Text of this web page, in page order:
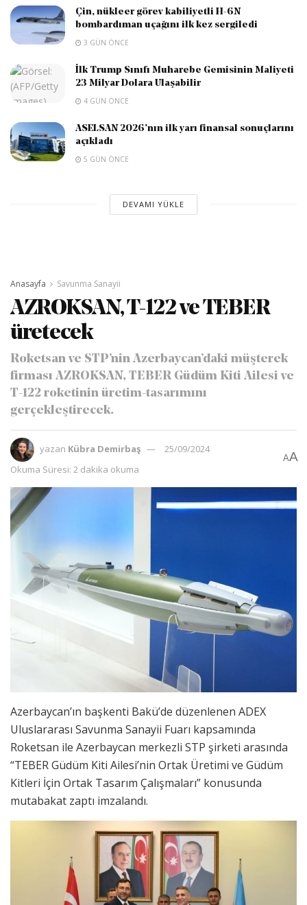
Çin, nükleer görev kabiliyetli H-6N
bombardıman uçağını ilk kez sergiledi
3 GÜN ÖNCE
İlk Trump Sınıfı Muharebe Gemisinin Maliyeti
23 Milyar Dolara Ulaşabilir
4 GÜN ÖNCE
ASELSAN 2026’nın ilk yarı finansal sonuçlarını
açıkladı
5 GÜN ÖNCE
DEVAMI YÜKLE
Anasayfa Savunma Sanayii
AZROKSAN, T-122 ve TEBER
üretecek
Roketsan ve STP’nin Azerbaycan’daki müşterek
firması AZROKSAN, TEBER Güdüm Kiti Ailesi ve
T-122 roketinin üretim-tasarımını
gerçekleştirecek.
yazan Kübra Demirbaş
25/09/2024
Okuma Süresi: 2 dakika okuma
AA
Azerbaycan’ın başkenti Bakü’de düzenlenen ADEX
Uluslararası Savunma Sanayii Fuarı kapsamında
Roketsan ile Azerbaycan merkezli STP şirketi arasında
“TEBER Güdüm Kiti Ailesi’nin Ortak Üretimi ve Güdüm
Kitleri İçin Ortak Tasarım Çalışmaları” konusunda
mutabakat zaptı imzalandı.